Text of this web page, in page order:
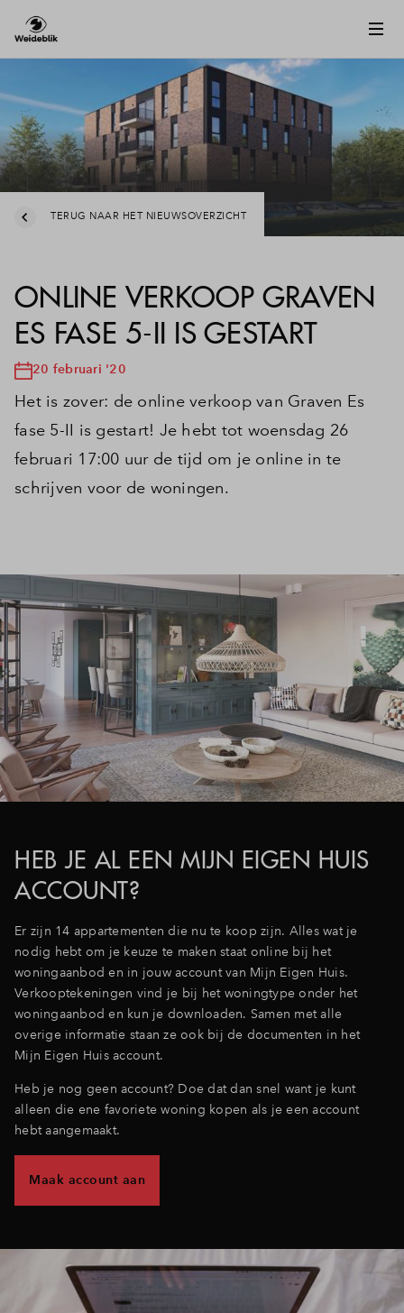
TERUG NAAR HET NIEUWSOVERZICHT
ONLINE VERKOOP GRAVEN
ES FASE 5-II IS GESTART
20 februari '20
Het is zover: de online verkoop van Graven Es
fase 5-II is gestart! Je hebt tot woensdag 26
februari 17:00 uur de tijd om je online in te
schrijven voor de woningen.
HEB JE AL EEN MIJN EIGEN HUIS
ACCOUNT?
Er zijn 14 appartementen die nu te koop zijn. Alles wat je
nodig hebt om je keuze te maken staat online bij het
woningaanbod en in jouw account van Mijn Eigen Huis.
Verkooptekeningen vind je bij het woningtype onder het
woningaanbod en kun je downloaden. Samen met alle
overige informatie staan ze ook bij de documenten in het
Mijn Eigen Huis account.
Heb je nog geen account? Doe dat dan snel want je kunt
alleen die ene favoriete woning kopen als je een account
hebt aangemaakt.
Maak account aan